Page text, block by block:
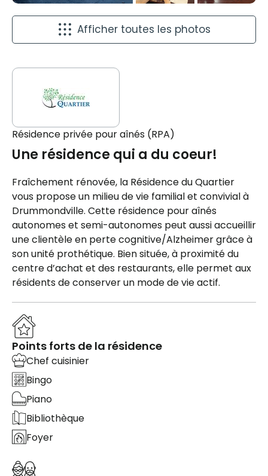
Afficher toutes les photos
Résidence privée pour aînés (RPA)
Une résidence qui a du coeur!
Fraîchement rénovée, la Résidence du Quartier
vous propose un milieu de vie familial et convivial à
Drummondville. Cette résidence pour aînés
autonomes et semi-autonomes peut aussi accueillir
une clientèle en perte cognitive/Alzheimer grâce à
son unité prothétique. Bien située, à proximité du
centre d’achat et des restaurants, elle permet aux
résidents de conserver un mode de vie actif.
Points forts de la résidence
Chef cuisinier
Bingo
Piano
Bibliothèque
Foyer